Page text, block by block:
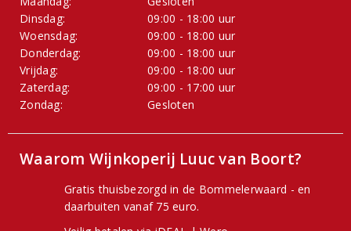
Dinsdag:
09:00 - 18:00 uur
Woensdag:
09:00 - 18:00 uur
Donderdag:
09:00 - 18:00 uur
Vrijdag:
09:00 - 18:00 uur
Zaterdag:
09:00 - 17:00 uur
Zondag:
Gesloten
Waarom Wijnkoperij Luuc van Boort?
Gratis thuisbezorgd in de Bommelerwaard - en
daarbuiten vanaf 75 euro.